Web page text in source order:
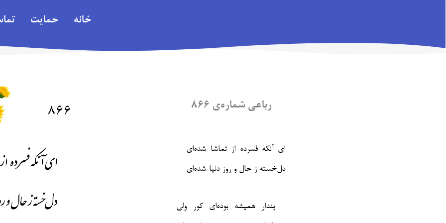
حمایت خانه
رباعی شماره‌ی ۸۶۶
ای آنکه فسرده از تماشا شده‌ای
دل‌خسته ز حال و روز دنیا شده‌ای‎
پندار همیشه بوده‌ای کور ولی